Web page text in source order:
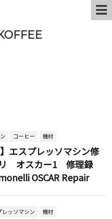
コーヒー 機材
】エスプレッソマシン修
オスカー1 修理録
OSCAR Repair
レッソマシン 機材